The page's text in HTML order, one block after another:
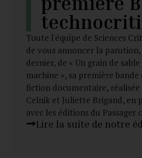
Toute l'équipe de Sciences
de vous annoncer la
dernier, de « Un grain de
machine », sa première bande
fiction documentaire,
Celnik et Juliette Brigand, en
avec les éditions du Passager
Lire la suite de notre